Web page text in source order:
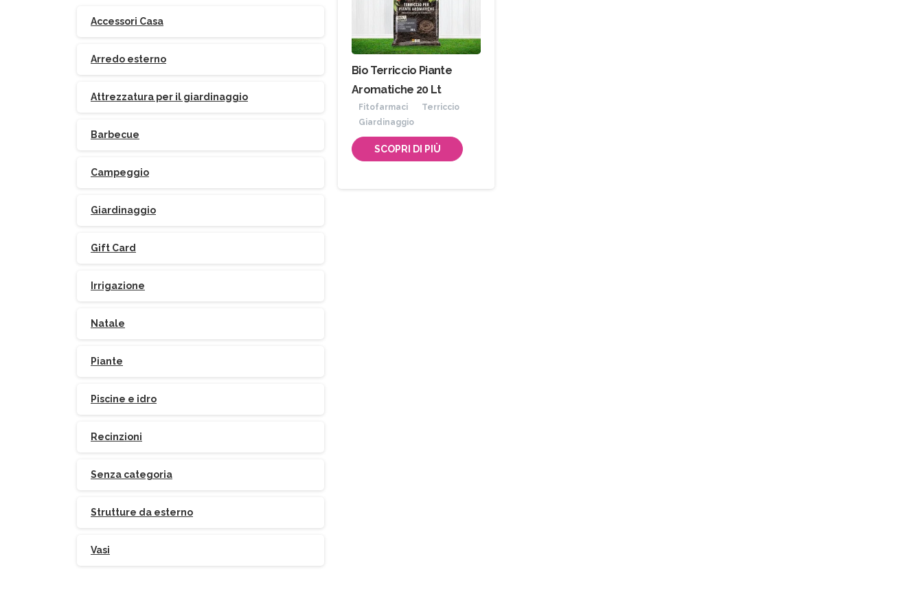
Bio Terriccio Piante
Aromatiche 20 Lt
Fitofarmaci
Terriccio
Giardinaggio
SCOPRI DI PIÙ
Accessori Casa
Arredo esterno
Attrezzatura per il giardinaggio
Barbecue
Campeggio
Giardinaggio
Gift Card
Irrigazione
Natale
Piante
Piscine e idro
Recinzioni
Senza categoria
Strutture da esterno
Vasi